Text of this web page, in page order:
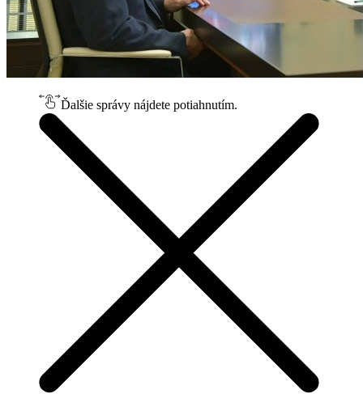
Ďalšie správy nájdete potiahnutím.